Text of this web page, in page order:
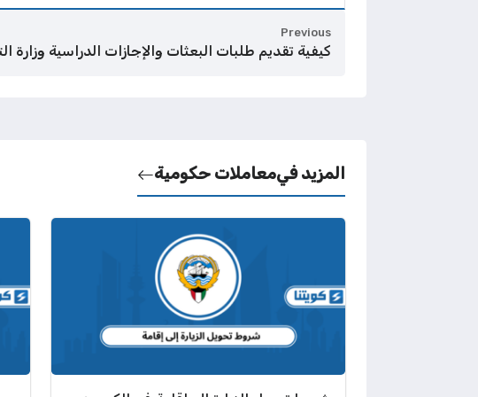
Previous
كيفية تقديم طلبات البعثات والإجازات الدراسية وزارة
المزيد فيمعاملات حكومية